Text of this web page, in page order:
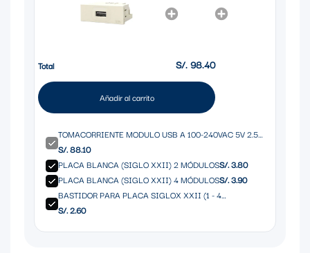
Total S/. 98.40
Añadir al carrito
TOMACORRIENTE MODULO USB A 100-240VAC 5V 2.5A
BLANCO
S/. 88.10
PLACA BLANCA (SIGLO XXII) 2 MÓDULOSS/. 3.80
PLACA BLANCA (SIGLO XXII) 4 MÓDULOSS/. 3.90
BASTIDOR PARA PLACA SIGLOX XXII (1 - 4
MÓDULOS)
S/. 2.60